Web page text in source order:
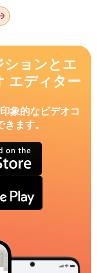
ョンとエ
エディター
象的なビデオコ
ます。